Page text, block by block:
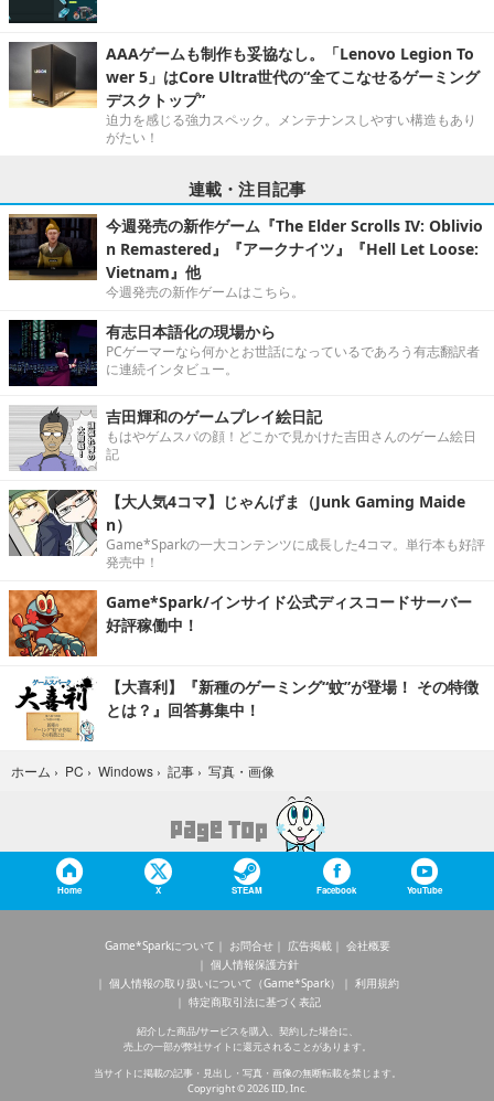
AAAゲームも制作も妥協なし。「Lenovo Legion To
wer 5」はCore Ultra世代の“全てこなせるゲーミング
デスクトップ”
迫力を感じる強力スペック。メンテナンスしやすい構造もあり
がたい！
連載・注目記事
今週発売の新作ゲーム『The Elder Scrolls IV: Oblivio
n Remastered』『アークナイツ』『Hell Let Loose:
Vietnam』他
今週発売の新作ゲームはこちら。
有志日本語化の現場から
PCゲーマーなら何かとお世話になっているであろう有志翻訳者
に連続インタビュー。
吉田輝和のゲームプレイ絵日記
もはやゲムスパの顔！どこかで見かけた吉田さんのゲーム絵日
記
【大人気4コマ】じゃんげま（Junk Gaming Maide
n）
Game*Sparkの一大コンテンツに成長した4コマ。単行本も好評
発売中！
Game*Spark/インサイド公式ディスコードサーバー
好評稼働中！
【大喜利】『新種のゲーミング“蚊”が登場！ その特徴
とは？』回答募集中！
ホーム › PC › Windows › 記事 › 写真・画像
Home X STEAM Facebook YouTube
Game*Sparkについて お問合せ 広告掲載
会社概要
個人情報保護方針
個人情報の取り扱いについて（Game*Spark）
利用規約
特定商取引法に基づく表記
紹介した商品/サービスを購入、契約した場合に、
売上の一部が弊社サイトに還元されることがあります。
当サイトに掲載の記事・見出し・写真・画像の無断転載を禁じます。
Copyright © 2026 IID, Inc.